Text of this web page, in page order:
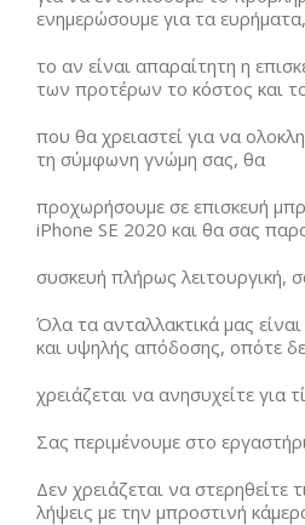
ενημερώσουμε για τα
το αν είναι απαραίτητη η
των προτέρων το κόστος και
που θα χρειαστεί για να
τη σύμφωνη γνώμη σας, θα
προχωρήσουμε σε επισκευή
iPhone SE 2020 και θα σας
συσκευή πλήρως λειτουργική,
Όλα τα ανταλλακτικά μας
και υψηλής απόδοσης, οπότε
χρειάζεται να ανησυχείτε για
Σας περιμένουμε στο
Δεν χρειάζεται να στερηθείτε
λήψεις με την μπροστινή